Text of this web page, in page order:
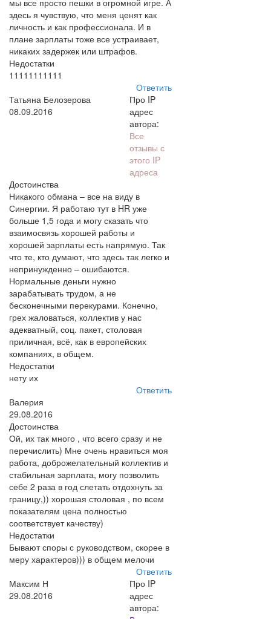
мы все просто пешки в огромной игре. А
здесь я чувствую, что меня ценят как
личность и как профессионала. И в
плане зарплаты тоже все устраивает,
никаких задержек или штрафов.
Недостатки
11111111111
Ответить
Татьяна Белозерова
08.09.2016
Про IP
адрес
автора:
Все
отзывы с
этого IP
адреса
Достоинства
Никакого обмана – все на виду в
Синергии. Я работаю тут в HR уже
больше 1,5 года и могу сказать что
взаимосвязь хорошей работы и
хорошей зарплаты есть напрямую. Так
что те, кто думают, что здесь так легко и
непринужденно – ошибаются.
Нормальные деньги нужно
зарабатывать трудом, а не
бесконечными перекурами. Конечно,
грех жаловаться, коллектив у нас
адекватный, соц. пакет, столовая
приличная, всё, как в европейских
компаниях, в общем.
Недостатки
нету их
Ответить
Валерия
29.08.2016
Достоинства
Ой, их так много , что всего сразу и не
перечислить) Мне очень нравиться моя
работа, доброжелательный коллектив и
стабильная зарплата, могу позволить
себе 2 раза в год слетать отдохнуть за
границу,)) хорошая столовая , по всем
показателям цена полностью
соответствует качеству)
Недостатки
Бывают споры с руководством, скорее в
меру характеров))) в общем мелочи
Ответить
Максим Н
29.08.2016
Про IP
адрес
автора: